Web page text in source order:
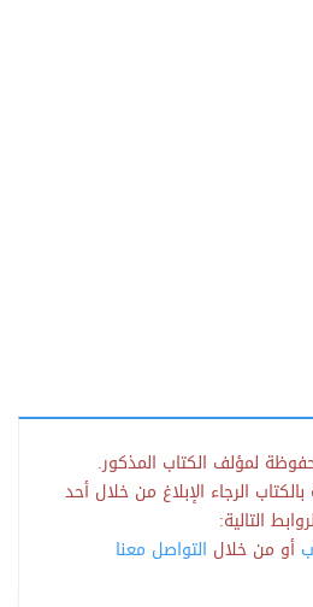
لمؤلف الكتاب المذكور.
الرجاء الإبلاغ من خلال أحد
التالية:
أو من خلال التواصل معنا